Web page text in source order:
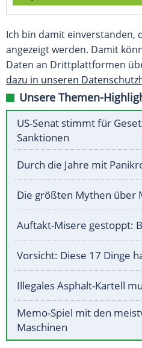
Ich bin damit einverstanden,
angezeigt werden. Damit
Daten an Drittplattformen
dazu in unseren
Unsere Themen-
US-Senat stimmt für
Sanktionen
Durch die Jahre mit
Die größten Mythen über
Auftakt-Misere gestoppt:
Vorsicht: Diese 17 Dinge
Illegales Asphalt-Kartell
Memo-Spiel mit den
Maschinen